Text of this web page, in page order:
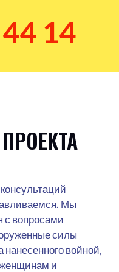
14
Мы
с вопросами
силы
войной,
и